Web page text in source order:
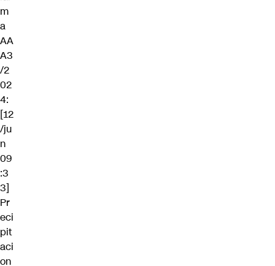
m
a
AA
A3
/2
02
4:
[12
/ju
n
09
:3
3]
Pr
eci
pit
aci
on